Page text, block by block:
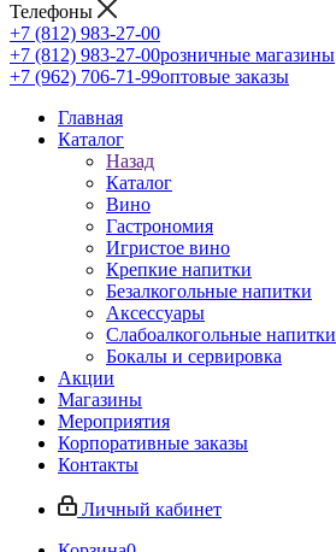
Телефоны
+7 (812) 983-27-00
+7 (812) 983-27-00розничные магазины
+7 (962) 706-71-99оптовые заказы
Главная
Каталог
Назад
Каталог
Вино
Гастрономия
Игристое вино
Крепкие напитки
Безалкогольные напитки
Аксессуары
Слабоалкогольные напитки
Бокалы и сервировка
Акции
Магазины
Мероприятия
Корпоративные заказы
Контакты
Личный кабинет